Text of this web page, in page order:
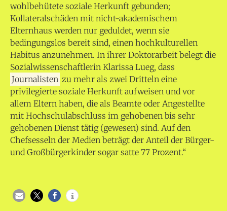
wohlbehütete soziale Herkunft gebunden;
Kollateralschäden mit nicht-akademischem
Elternhaus werden nur geduldet, wenn sie
bedingungslos bereit sind, einen hochkulturellen
Habitus anzunehmen. In ihrer Doktorarbeit belegt die
Sozialwissenschaftlerin Klarissa Lueg, dass
Journalisten zu mehr als zwei Dritteln eine
privilegierte soziale Herkunft aufweisen und vor
allem Eltern haben, die als Beamte oder Angestellte
mit Hochschulabschluss im gehobenen bis sehr
gehobenen Dienst tätig (gewesen) sind. Auf den
Chefsesseln der Medien beträgt der Anteil der Bürger-
und Großbürgerkinder sogar satte 77 Prozent.“